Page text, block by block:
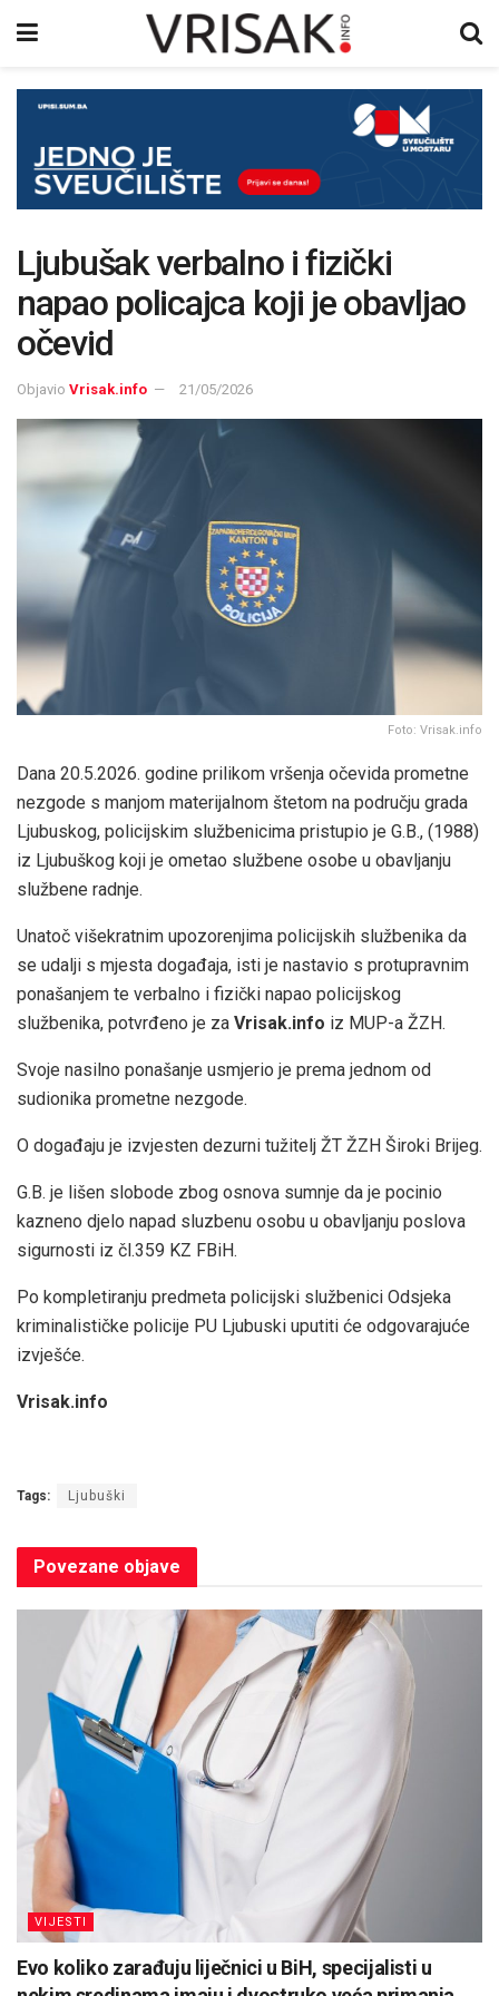
Ljubušak verbalno i fizički
napao policajca koji je obavljao
očevid
Objavio Vrisak.info 21/05/2026
Foto: Vrisak.info
Dana 20.5.2026. godine prilikom vršenja očevida prometne
nezgode s manjom materijalnom štetom na području grada
Ljubuskog, policijskim službenicima pristupio je G.B., (1988)
iz Ljubuškog koji je ometao službene osobe u obavljanju
službene radnje.
Unatoč višekratnim upozorenjima policijskih službenika da
se udalji s mjesta događaja, isti je nastavio s protupravnim
ponašanjem te verbalno i fizički napao policijskog
službenika, potvrđeno je za Vrisak.info iz MUP-a ŽZH.
Svoje nasilno ponašanje usmjerio je prema jednom od
sudionika prometne nezgode.
O događaju je izvjesten dezurni tužitelj ŽT ŽZH Široki Brijeg.
G.B. je lišen slobode zbog osnova sumnje da je pocinio
kazneno djelo napad sluzbenu osobu u obavljanju poslova
sigurnosti iz čl.359 KZ FBiH.
Po kompletiranju predmeta policijski službenici Odsjeka
kriminalističke policije PU Ljubuski uputiti će odgovarajuće
izvješće.
Vrisak.info
Tags: Ljubuški
Povezane objave
VIJESTI
Evo koliko zarađuju liječnici u BiH, specijalisti u